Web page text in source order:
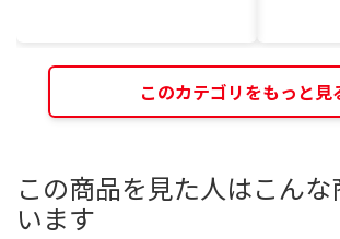
このカテゴリをもっと見
この商品を見た人はこん
います